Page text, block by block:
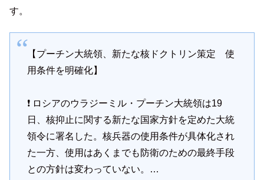
す。
【プーチン大統領、新たな核ドクトリン策定 使
用条件を明確化】
❗️ ロシアのウラジーミル・プーチン大統領は19
日、核抑止に関する新たな国家方針を定めた大統
領令に署名した。核兵器の使用条件が具体化され
た一方、使用はあくまでも防衛のための最終手段
との方針は変わっていない。…